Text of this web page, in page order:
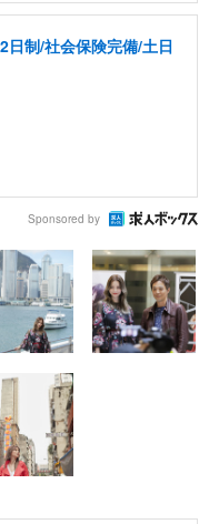
日制/社会保険完備/土日
Sponsored by